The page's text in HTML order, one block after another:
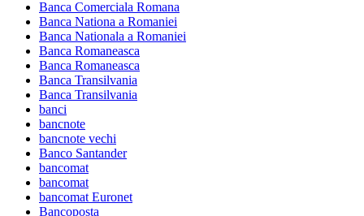
Banca Comerciala Romana
Banca Nationa a Romaniei
Banca Nationala a Romaniei
Banca Romaneasca
Banca Romaneasca
Banca Transilvania
Banca Transilvania
banci
bancnote
bancnote vechi
Banco Santander
bancomat
bancomat
bancomat Euronet
Bancoposta